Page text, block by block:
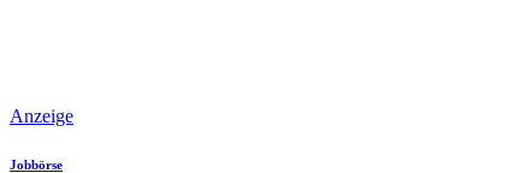
Anzeige
Jobbörse